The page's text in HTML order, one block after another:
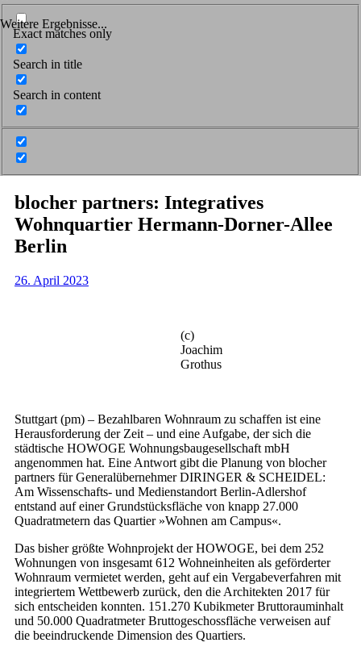
Weitere Ergebnisse...
Exact matches only
Search in title
Search in content
blocher partners: Integratives
Wohnquartier Hermann-Dorner-Allee
Berlin
26. April 2023
(c)
Joachim
Grothus
Stuttgart (pm) – Bezahlbaren Wohnraum zu schaffen ist eine
Herausforderung der Zeit – und eine Aufgabe, der sich die
städtische HOWOGE Wohnungsbaugesellschaft mbH
angenommen hat. Eine Antwort gibt die Planung von blocher
partners für Generalübernehmer DIRINGER & SCHEIDEL:
Am Wissenschafts- und Medienstandort Berlin-Adlershof
entstand auf einer Grundstücksfläche von knapp 27.000
Quadratmetern das Quartier »Wohnen am Campus«.
Das bisher größte Wohnprojekt der HOWOGE, bei dem 252
Wohnungen von insgesamt 612 Wohneinheiten als geförderter
Wohnraum vermietet werden, geht auf ein Vergabeverfahren mit
integriertem Wettbewerb zurück, den die Architekten 2017 für
sich entscheiden konnten. 151.270 Kubikmeter Bruttorauminhalt
und 50.000 Quadratmeter Bruttogeschossfläche verweisen auf
die beeindruckende Dimension des Quartiers.